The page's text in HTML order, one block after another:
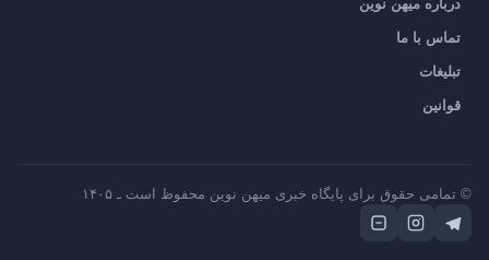
درباره میهن نوین
تماس با ما
تبلیغات
قوانین
© تمامی حقوق برای پایگاه خبری میهن نوین محفوظ است ـ ۱۴۰۵